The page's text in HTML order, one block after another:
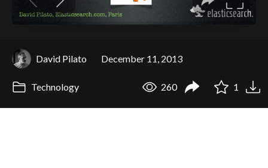
David Pilato December 11, 2013
Technology 260 1